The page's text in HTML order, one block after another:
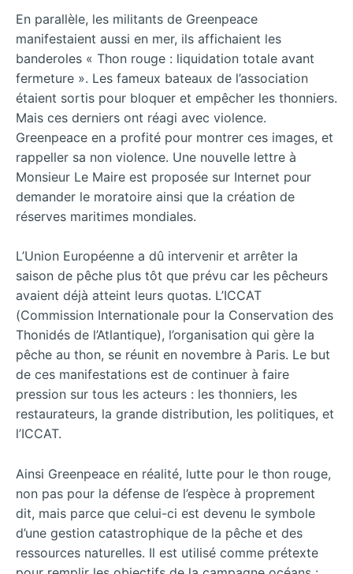
En parallèle, les militants de Greenpeace
manifestaient aussi en mer, ils affichaient les
banderoles « Thon rouge : liquidation totale avant
fermeture ». Les fameux bateaux de l’association
étaient sortis pour bloquer et empêcher les thonniers.
Mais ces derniers ont réagi avec violence.
Greenpeace en a profité pour montrer ces images, et
rappeller sa non violence. Une nouvelle lettre à
Monsieur Le Maire est proposée sur Internet pour
demander le moratoire ainsi que la création de
réserves maritimes mondiales.
L’Union Européenne a dû intervenir et arrêter la
saison de pêche plus tôt que prévu car les pêcheurs
avaient déjà atteint leurs quotas. L’ICCAT
(Commission Internationale pour la Conservation des
Thonidés de l’Atlantique), l’organisation qui gère la
pêche au thon, se réunit en novembre à Paris. Le but
de ces manifestations est de continuer à faire
pression sur tous les acteurs : les thonniers, les
restaurateurs, la grande distribution, les politiques, et
l’ICCAT.
Ainsi Greenpeace en réalité, lutte pour le thon rouge,
non pas pour la défense de l’espèce à proprement
dit, mais parce que celui-ci est devenu le symbole
d’une gestion catastrophique de la pêche et des
ressources naturelles. Il est utilisé comme prétexte